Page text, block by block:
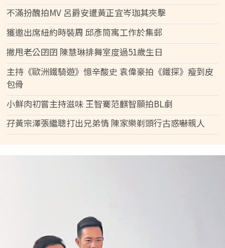
不滿扮醜拍MV 呂爵安遭黃正宜岑珈其夾擊
獲邀出席紐約時裝周 邱彥筒寓工作於集郵
撇甩老公囝囝 陳慧琳排舞室度過51歲生日
主持《歐洲鐵騎遊》憶辛酸史 袁偉豪拍《鐵探》瘦到皮
包骨
小鮮肉初嘗主持滋味 王智騫范麒智願拍BL劇
孖黃宗澤張繼聰打出兄弟情 陳家樂剃頭行古惑嚇親人